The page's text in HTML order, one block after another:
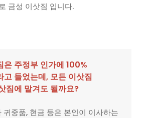
금성 이삿짐 입니다.
은 주정부 인가에 100%
고 들었는데, 모든 이삿짐
짐에 맡겨도 될까요?
귀중품, 현금 등은 본인이 이사하는